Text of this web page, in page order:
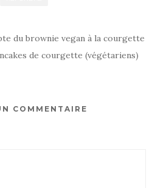
du brownie vegan à la courgette
de courgette (végétariens)
COMMENTAIRE